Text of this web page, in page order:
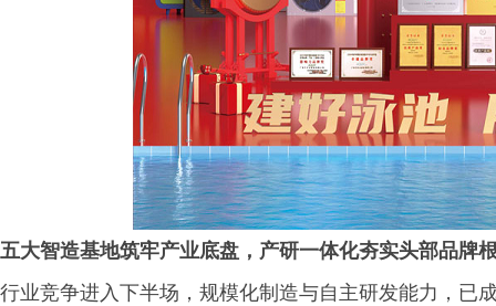
五大智造基地筑牢产业底盘，产研一体化夯实头部品牌
行业竞争进入下半场，规模化制造与自主研发能力，已